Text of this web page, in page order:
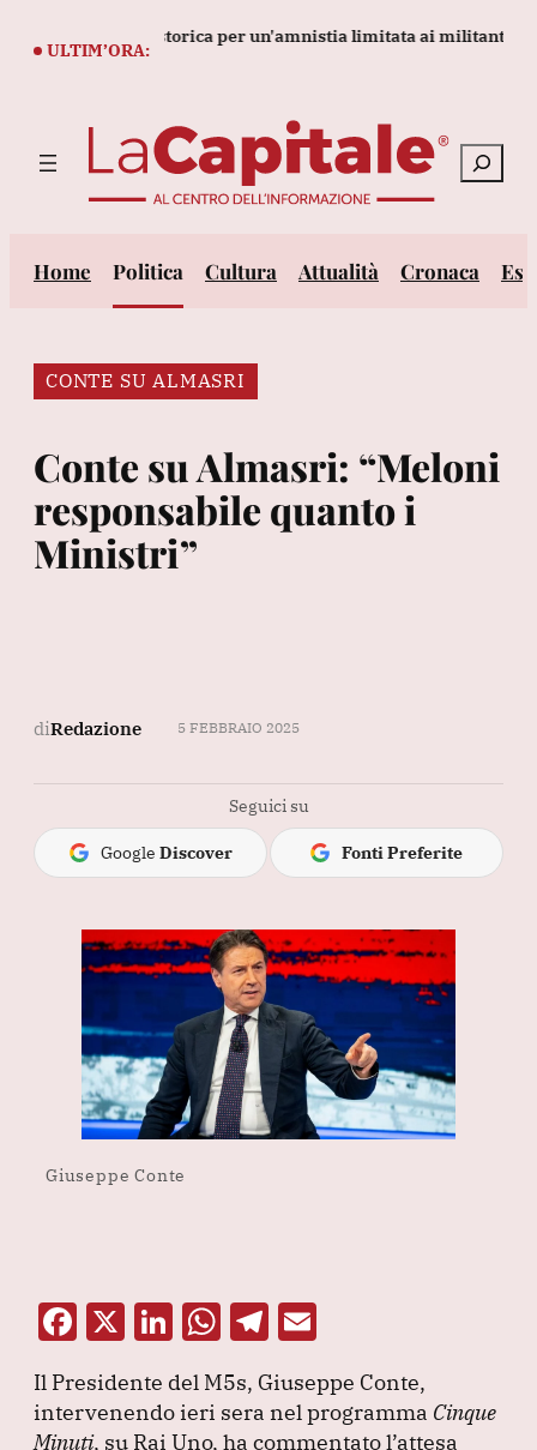
ULTIM’ORA:
turco a legge storica per un'amnistia limitata ai militanti Pkk
Cerca
Home Politica Cultura Attualità Cronaca
CONTE SU ALMASRI
Conte su Almasri: “Meloni
responsabile quanto i
Ministri”
diRedazione 5 FEBBRAIO 2025
Seguici su
Google Discover Fonti Preferite
Giuseppe Conte
F
c
e
X Li
k
e
W
at
s
T
e
gr
ai
l
Il Presidente del M5s, Giuseppe Conte,
intervenendo ieri sera nel programma Cinque
Minuti, su Rai Uno, ha commentato l’attesa